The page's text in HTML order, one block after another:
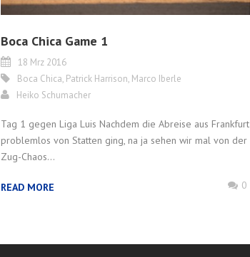
Boca Chica Game 1
18 Mrz 2016
Boca Chica, Patrick Harrison, Marco Iberle
Heiko Schumacher
Tag 1 gegen Liga Luis Nachdem die Abreise aus Frankfurt
problemlos von Statten ging, na ja sehen wir mal von der
Zug-Chaos...
READ MORE 0